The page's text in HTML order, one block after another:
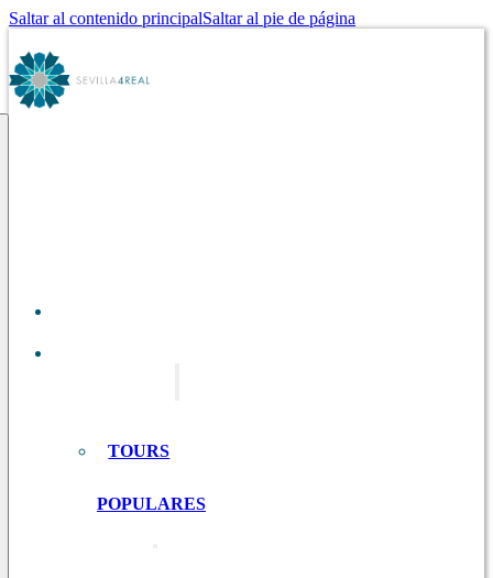
Saltar al contenido principalSaltar al pie de página
TOURS
POPULARES